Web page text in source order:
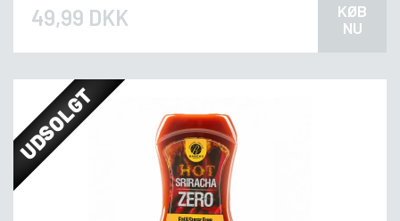
49,99 DKK
KØB
NU
UDSOLGT